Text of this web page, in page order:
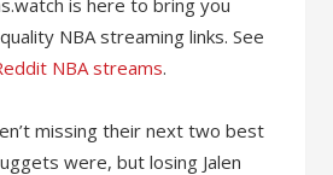
is here to bring you
NBA streaming links. See
NBA streams.
missing their next two best
were, but losing Jalen